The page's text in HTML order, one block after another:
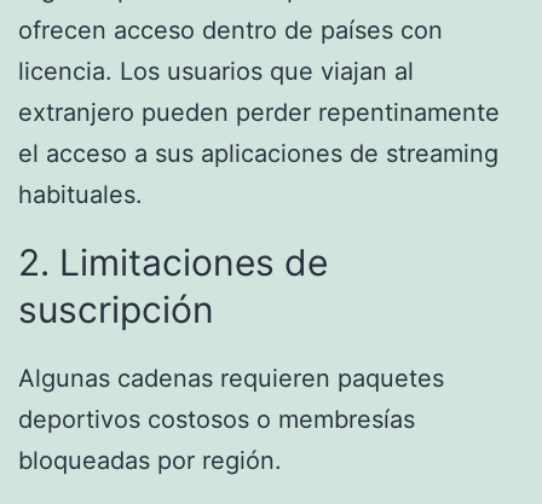
ofrecen acceso dentro de países con
licencia. Los usuarios que viajan al
extranjero pueden perder repentinamente
el acceso a sus aplicaciones de streaming
habituales.
2. Limitaciones de
suscripción
Algunas cadenas requieren paquetes
deportivos costosos o membresías
bloqueadas por región.